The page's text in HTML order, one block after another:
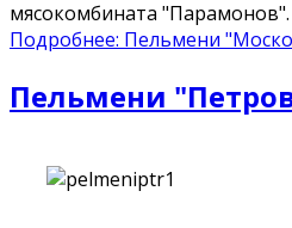
мясокомбината "Парамонов".
Подробнее: Пельмени
Пельмени